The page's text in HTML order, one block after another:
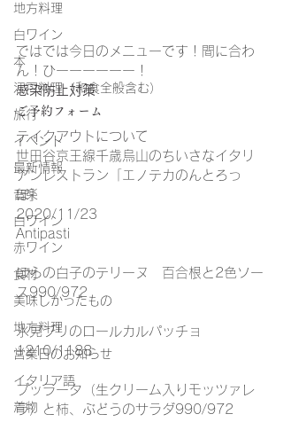
地方料理
白ワイン
本
江戸料理（和食全般含む）
旅行
イベント
最新情報
音楽
白ワイン
赤ワイン
食材
美味しかったもの
地方料理
営業日のお知らせ
イタリア語
着物
ではでは今日のメニューです！間に合わ
ん！ひーーーーーー！
感染防止対策
ご予約フォーム
テイクアウトについて
世田谷京王線千歳烏山のちいさなイタリ
アンレストラン「エノテカのんとろっ
ぽ」
2020/11/23
Antipasti
ぼらの白子のテリーヌ　百合根と2色ソー
ス990/972
氷見ブリのロールカルパッチョ
1210/1188
ブッラータ（生クリーム入りモッツァレ
ラ）と柿、ぶどうのサラダ990/972